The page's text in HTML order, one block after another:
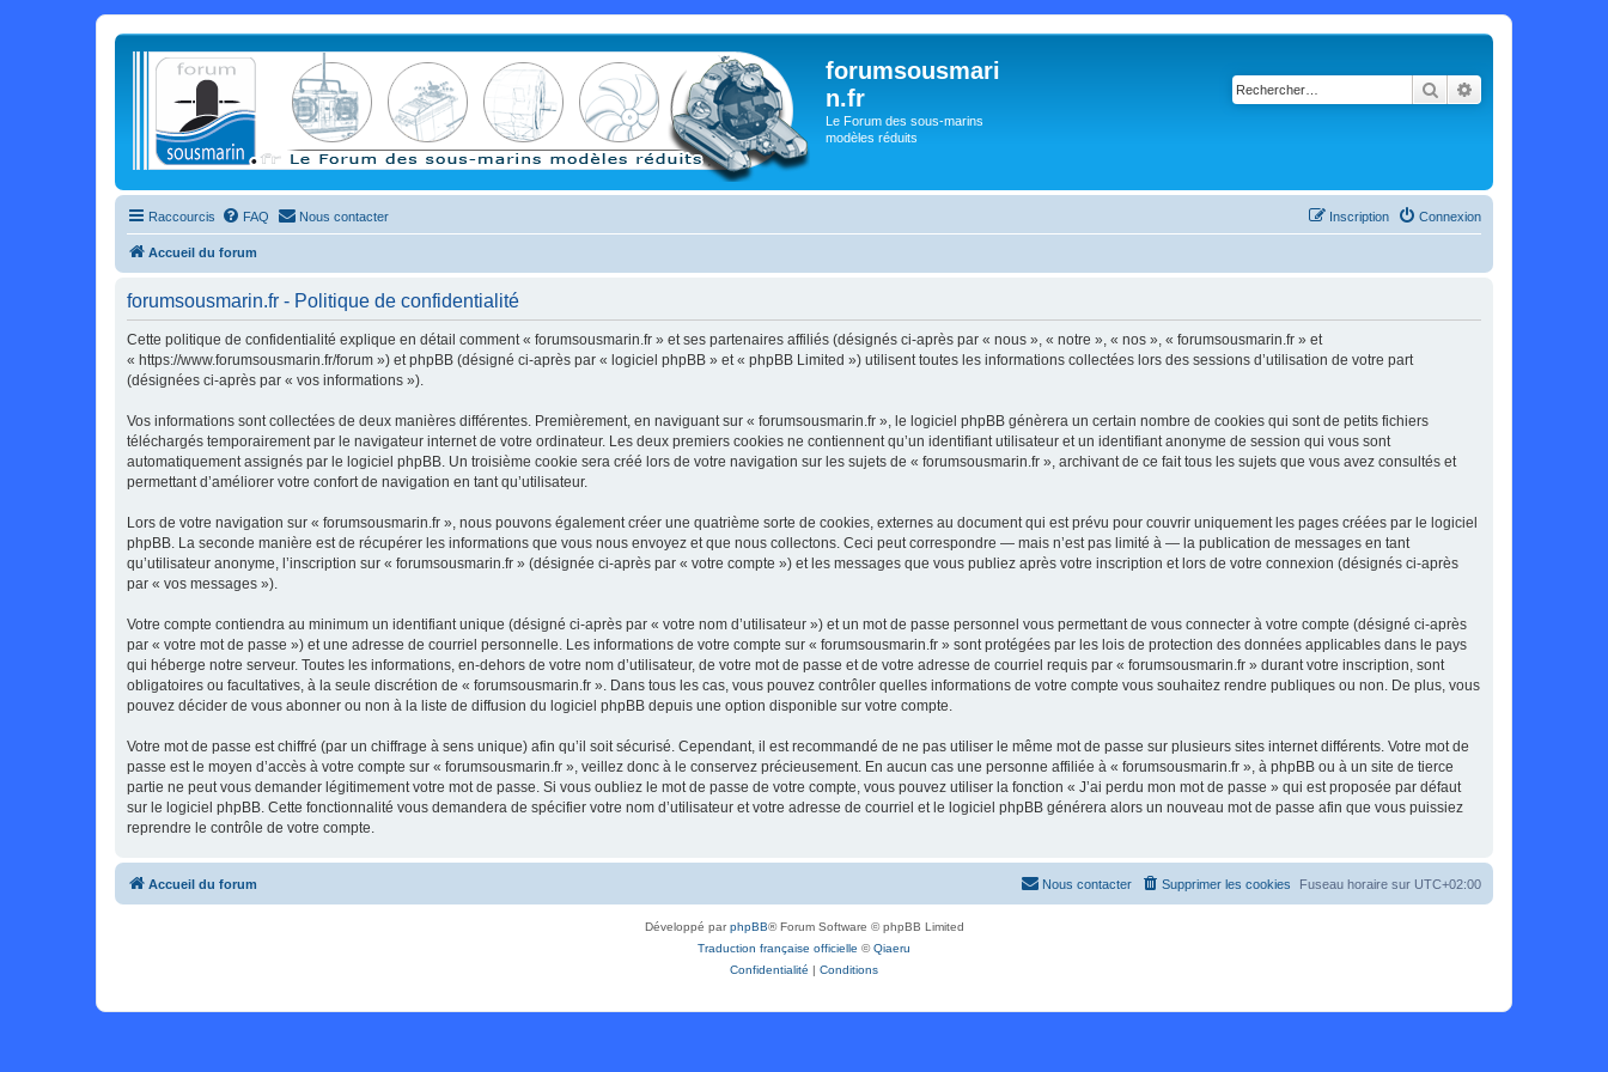
forumsousmari
n.fr
Le Forum des sous-marins
modèles réduits
Rechercher
Raccourcis FAQ Nous contacter Connexion
Inscription
Accueil du forum
forumsousmarin.fr - Politique de confidentialité
Cette politique de confidentialité explique en détail comment « forumsousmarin.fr » et ses partenaires affiliés (désignés ci-après par « nous », « notre », « nos », « forumsousmarin.fr » et
« https://www.forumsousmarin.fr/forum ») et phpBB (désigné ci-après par « logiciel phpBB » et « phpBB Limited ») utilisent toutes les informations collectées lors des sessions d’utilisation de votre part
(désignées ci-après par « vos informations »).
Vos informations sont collectées de deux manières différentes. Premièrement, en naviguant sur « forumsousmarin.fr », le logiciel phpBB génèrera un certain nombre de cookies qui sont de petits fichiers
téléchargés temporairement par le navigateur internet de votre ordinateur. Les deux premiers cookies ne contiennent qu’un identifiant utilisateur et un identifiant anonyme de session qui vous sont
automatiquement assignés par le logiciel phpBB. Un troisième cookie sera créé lors de votre navigation sur les sujets de « forumsousmarin.fr », archivant de ce fait tous les sujets que vous avez consultés et
permettant d’améliorer votre confort de navigation en tant qu’utilisateur.
Lors de votre navigation sur « forumsousmarin.fr », nous pouvons également créer une quatrième sorte de cookies, externes au document qui est prévu pour couvrir uniquement les pages créées par le logiciel
phpBB. La seconde manière est de récupérer les informations que vous nous envoyez et que nous collectons. Ceci peut correspondre — mais n’est pas limité à — la publication de messages en tant
qu’utilisateur anonyme, l’inscription sur « forumsousmarin.fr » (désignée ci-après par « votre compte ») et les messages que vous publiez après votre inscription et lors de votre connexion (désignés ci-après
par « vos messages »).
Votre compte contiendra au minimum un identifiant unique (désigné ci-après par « votre nom d’utilisateur ») et un mot de passe personnel vous permettant de vous connecter à votre compte (désigné ci-après
par « votre mot de passe ») et une adresse de courriel personnelle. Les informations de votre compte sur « forumsousmarin.fr » sont protégées par les lois de protection des données applicables dans le pays
qui héberge notre serveur. Toutes les informations, en-dehors de votre nom d’utilisateur, de votre mot de passe et de votre adresse de courriel requis par « forumsousmarin.fr » durant votre inscription, sont
obligatoires ou facultatives, à la seule discrétion de « forumsousmarin.fr ». Dans tous les cas, vous pouvez contrôler quelles informations de votre compte vous souhaitez rendre publiques ou non. De plus, vous
pouvez décider de vous abonner ou non à la liste de diffusion du logiciel phpBB depuis une option disponible sur votre compte.
Votre mot de passe est chiffré (par un chiffrage à sens unique) afin qu’il soit sécurisé. Cependant, il est recommandé de ne pas utiliser le même mot de passe sur plusieurs sites internet différents. Votre mot de
passe est le moyen d’accès à votre compte sur « forumsousmarin.fr », veillez donc à le conservez précieusement. En aucun cas une personne affiliée à « forumsousmarin.fr », à phpBB ou à un site de tierce
partie ne peut vous demander légitimement votre mot de passe. Si vous oubliez le mot de passe de votre compte, vous pouvez utiliser la fonction « J’ai perdu mon mot de passe » qui est proposée par défaut
sur le logiciel phpBB. Cette fonctionnalité vous demandera de spécifier votre nom d’utilisateur et votre adresse de courriel et le logiciel phpBB générera alors un nouveau mot de passe afin que vous puissiez
reprendre le contrôle de votre compte.
Accueil du forum Fuseau horaire sur UTC+02:00
Supprimer les cookies
Nous contacter
Développé parphpBB® Forum Software © phpBB Limited
Traduction française officielle ©Qiaeru
Confidentialité | Conditions